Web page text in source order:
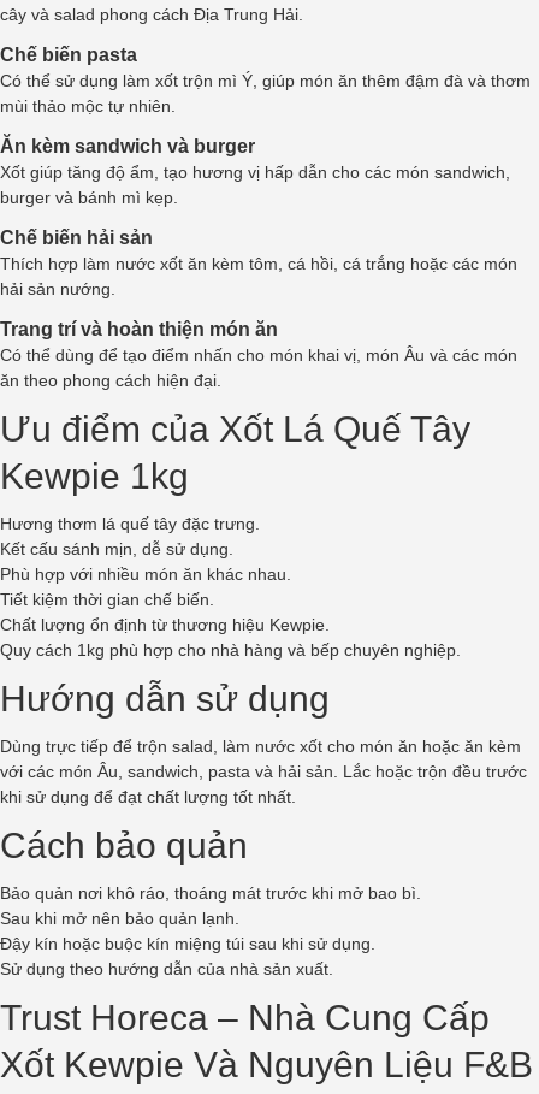
cây và salad phong cách Địa Trung Hải.
Chế biến pasta
Có thể sử dụng làm xốt trộn mì Ý, giúp món ăn thêm đậm đà và thơm
mùi thảo mộc tự nhiên.
Ăn kèm sandwich và burger
Xốt giúp tăng độ ẩm, tạo hương vị hấp dẫn cho các món sandwich,
burger và bánh mì kẹp.
Chế biến hải sản
Thích hợp làm nước xốt ăn kèm tôm, cá hồi, cá trắng hoặc các món
hải sản nướng.
Trang trí và hoàn thiện món ăn
Có thể dùng để tạo điểm nhấn cho món khai vị, món Âu và các món
ăn theo phong cách hiện đại.
Ưu điểm của Xốt Lá Quế Tây
Kewpie 1kg
Hương thơm lá quế tây đặc trưng.
Kết cấu sánh mịn, dễ sử dụng.
Phù hợp với nhiều món ăn khác nhau.
Tiết kiệm thời gian chế biến.
Chất lượng ổn định từ thương hiệu Kewpie.
Quy cách 1kg phù hợp cho nhà hàng và bếp chuyên nghiệp.
Hướng dẫn sử dụng
Dùng trực tiếp để trộn salad, làm nước xốt cho món ăn hoặc ăn kèm
với các món Âu, sandwich, pasta và hải sản. Lắc hoặc trộn đều trước
khi sử dụng để đạt chất lượng tốt nhất.
Cách bảo quản
Bảo quản nơi khô ráo, thoáng mát trước khi mở bao bì.
Sau khi mở nên bảo quản lạnh.
Đậy kín hoặc buộc kín miệng túi sau khi sử dụng.
Sử dụng theo hướng dẫn của nhà sản xuất.
Trust Horeca – Nhà Cung Cấp
Xốt Kewpie Và Nguyên Liệu F&B